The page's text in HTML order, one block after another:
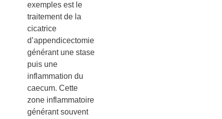
exemples est le
traitement de la
cicatrice
d’appendicectomie
générant une stase
puis une
inflammation du
caecum. Cette
zone inflammatoire
générant souvent